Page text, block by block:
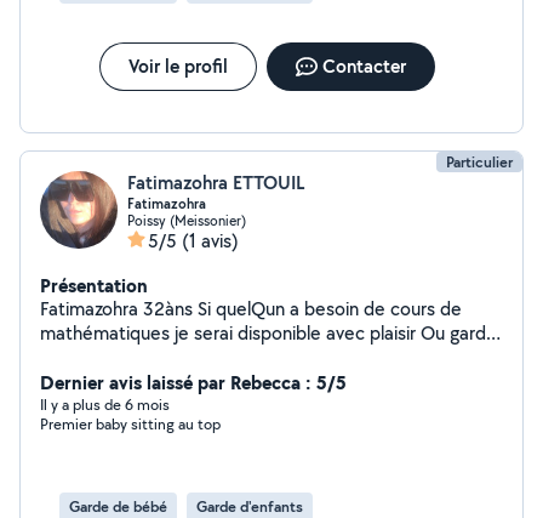
Voir le profil Contacter
Particulier
Fatimazohra ETTOUIL
Fatimazohra
Poissy (Meissonier)
5/5 (1 avis)
Présentation
Fatimazohra 32àns Si quelQun a besoin de cours de
mathématiques je serai disponible avec plaisir Ou garde
raisonnable par rapport où j'habite)
Dernier avis laissé par Rebecca : 5/5
Il y a plus de 6 mois
Premier baby sitting au top
Garde de bébé Garde d'enfants